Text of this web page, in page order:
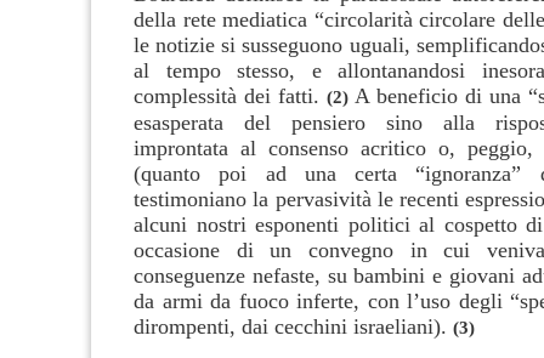
della rete mediatica “circolarità circolare
le notizie si susseguono uguali,
al tempo stesso, e allontanandosi
complessità dei fatti. (2) A beneficio di una
esasperata del pensiero sino alla
improntata al consenso acritico o, peggio,
(quanto poi ad una certa
testimoniano la pervasività le recenti
alcuni nostri esponenti politici al cospetto
occasione di un convegno in cui
conseguenze nefaste, su bambini e giovani
da armi da fuoco inferte, con l’uso degli
dirompenti, dai cecchini israeliani). (3)